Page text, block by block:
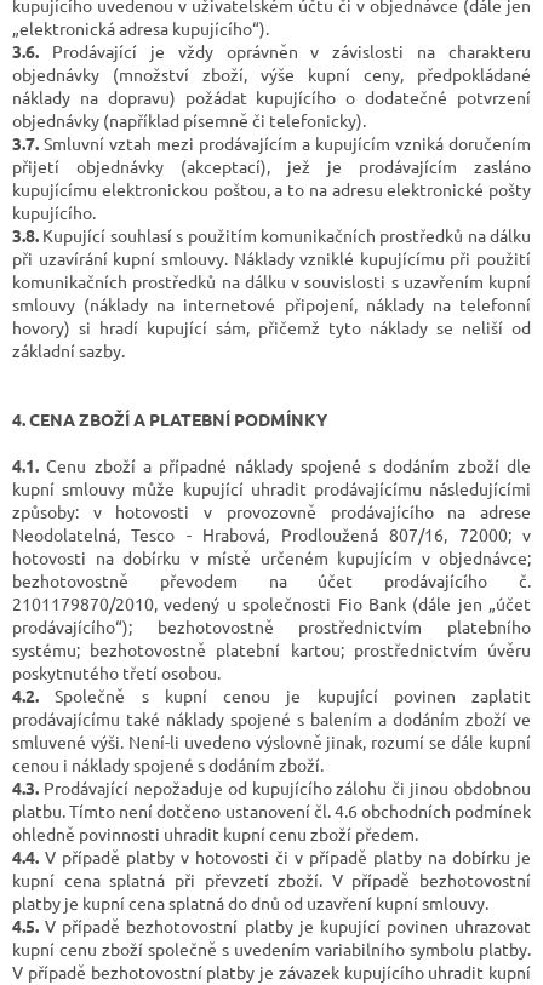
kupujícího uvedenou v uživatelském účtu či v objednávce (dále jen
„elektronická adresa kupujícího“).
3.6. Prodávající je vždy oprávněn v závislosti na charakteru
objednávky (množství zboží, výše kupní ceny, předpokládané
náklady na dopravu) požádat kupujícího o dodatečné potvrzení
objednávky (například písemně či telefonicky).
3.7. Smluvní vztah mezi prodávajícím a kupujícím vzniká doručením
přijetí objednávky (akceptací), jež je prodávajícím zasláno
kupujícímu elektronickou poštou, a to na adresu elektronické pošty
kupujícího.
3.8. Kupující souhlasí s použitím komunikačních prostředků na dálku
při uzavírání kupní smlouvy. Náklady vzniklé kupujícímu při použití
komunikačních prostředků na dálku v souvislosti s uzavřením kupní
smlouvy (náklady na internetové připojení, náklady na telefonní
hovory) si hradí kupující sám, přičemž tyto náklady se neliší od
základní sazby.
4. CENA ZBOŽÍ A PLATEBNÍ PODMÍNKY
4.1. Cenu zboží a případné náklady spojené s dodáním zboží dle
kupní smlouvy může kupující uhradit prodávajícímu následujícími
způsoby: v hotovosti v provozovně prodávajícího na adrese
Neodolatelná, Tesco - Hrabová, Prodloužená 807/16, 72000; v
hotovosti na dobírku v místě určeném kupujícím v objednávce;
bezhotovostně převodem na účet prodávajícího č.
2101179870/2010, vedený u společnosti Fio Bank (dále jen „účet
prodávajícího“); bezhotovostně prostřednictvím platebního
systému; bezhotovostně platební kartou; prostřednictvím úvěru
poskytnutého třetí osobou.
4.2. Společně s kupní cenou je kupující povinen zaplatit
prodávajícímu také náklady spojené s balením a dodáním zboží ve
smluvené výši. Není-li uvedeno výslovně jinak, rozumí se dále kupní
cenou i náklady spojené s dodáním zboží.
4.3. Prodávající nepožaduje od kupujícího zálohu či jinou obdobnou
platbu. Tímto není dotčeno ustanovení čl. 4.6 obchodních podmínek
ohledně povinnosti uhradit kupní cenu zboží předem.
4.4. V případě platby v hotovosti či v případě platby na dobírku je
kupní cena splatná při převzetí zboží. V případě bezhotovostní
platby je kupní cena splatná do dnů od uzavření kupní smlouvy.
4.5. V případě bezhotovostní platby je kupující povinen uhrazovat
kupní cenu zboží společně s uvedením variabilního symbolu platby.
V případě bezhotovostní platby je závazek kupujícího uhradit kupní